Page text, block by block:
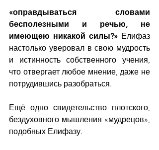
«оправдываться словами
бесполезными и речью, не
имеющею никакой силы?» Елифаз
настолько уверовал в свою мудрость
и истинность собственного учения,
что отвергает любое мнение, даже не
потрудившись разобраться.
Ещё одно свидетельство плотского,
бездуховного мышления «мудрецов»,
подобных Елифазу.